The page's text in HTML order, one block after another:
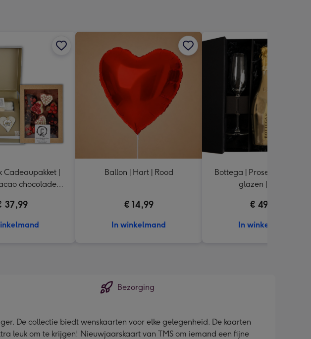
240
Cadeaupakket |
chocolade
37,99
Ballon | Hart | Rood
€ 14,99
In winkelmand
Bottega | Prosecco Gold
glazen | 750 ml
€ 49,99
In winkelmand
Bezorging
De collectie biedt wenskaarten voor elke gelegenheid. De kaarten
leuk om te krijgen! Nieuwjaarskaart van TMS om iemand een fijne